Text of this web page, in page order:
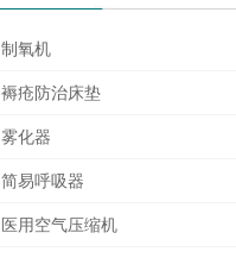
制氧机
褥疮防治床垫
雾化器
简易呼吸器
医用空气压缩机